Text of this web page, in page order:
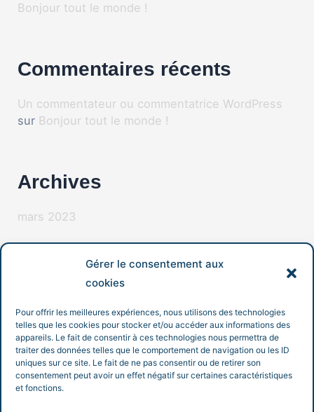
Gérer le consentement aux
cookies
Pour offrir les meilleures expériences, nous utilisons des technologies
telles que les cookies pour stocker et/ou accéder aux informations des
appareils. Le fait de consentir à ces technologies nous permettra de
traiter des données telles que le comportement de navigation ou les ID
uniques sur ce site. Le fait de ne pas consentir ou de retirer son
consentement peut avoir un effet négatif sur certaines caractéristiques
et fonctions.
Bonjour tout le monde !
Commentaires récents
Un commentateur ou commentatrice WordPress
sur Bonjour tout le monde !
Archives
mars 2023
Catégories
Non classé